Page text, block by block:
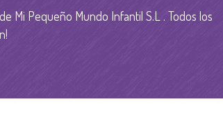
Mi Pequeño Mundo Infantil S.L . Todos los